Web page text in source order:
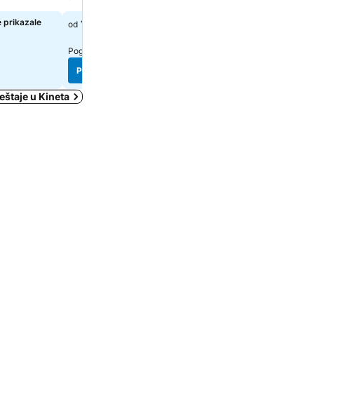
prikazale
od 107 €
Pogledaj cene sa
Pogledaj cene
u Kineta